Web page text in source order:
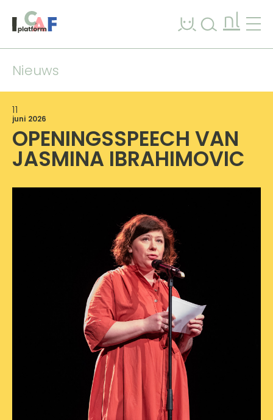
nl
Nieuws
11
juni 2026
OPENINGSSPEECH VAN
JASMINA IBRAHIMOVIC